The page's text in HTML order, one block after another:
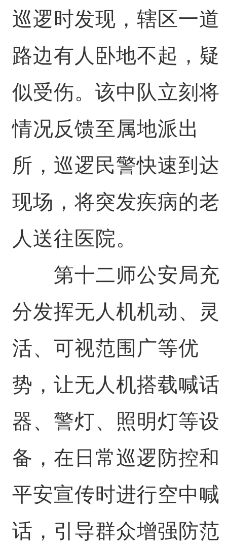
巡逻时发现，辖区一道
路边有人卧地不起，疑
似受伤。该中队立刻将
情况反馈至属地派出
所，巡逻民警快速到达
现场，将突发疾病的老
人送往医院。
第十二师公安局充
分发挥无人机机动、灵
活、可视范围广等优
势，让无人机搭载喊话
器、警灯、照明灯等设
备，在日常巡逻防控和
平安宣传时进行空中喊
话，引导群众增强防范